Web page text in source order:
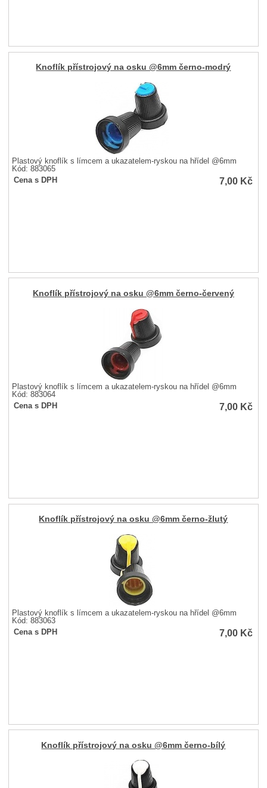
Knoflík přístrojový na osku @6mm černo-modrý
Plastový knoflík s límcem a ukazatelem-ryskou na hřídel @6mm
Kód: 883065
Cena s DPH
7,00 Kč
Knoflík přístrojový na osku @6mm černo-červený
Plastový knoflík s límcem a ukazatelem-ryskou na hřídel @6mm
Kód: 883064
Cena s DPH
7,00 Kč
Knoflík přístrojový na osku @6mm černo-žlutý
Plastový knoflík s límcem a ukazatelem-ryskou na hřídel @6mm
Kód: 883063
Cena s DPH
7,00 Kč
Knoflík přístrojový na osku @6mm černo-bílý